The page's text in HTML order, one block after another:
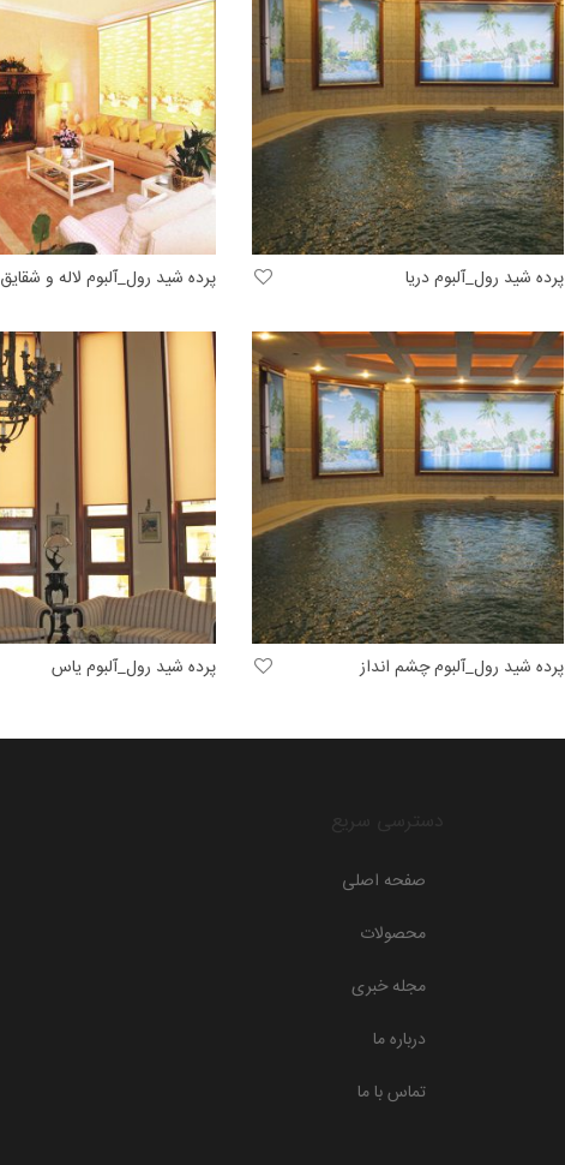
پرده شید رول_آلبوم دریا پرده شید رول_آلبوم لاله و شقایق
پرده شید رول_آلبوم چشم انداز پرده شید رول_آلبوم یاس
صفحه اصلی
محصولات
مجله خبری
درباره ما
تماس با ما